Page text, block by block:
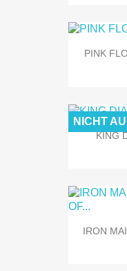
PINK
KING
NICHT
IRON